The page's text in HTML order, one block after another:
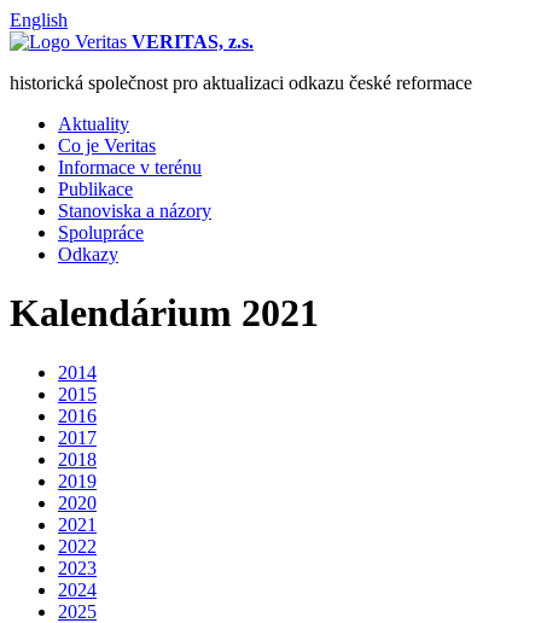
English
VERITAS, z.s.
historická společnost pro aktualizaci odkazu české reformace
Aktuality
Co je Veritas
Informace v terénu
Publikace
Stanoviska a názory
Spolupráce
Odkazy
Kalendárium 2021
2014
2015
2016
2017
2018
2019
2020
2021
2022
2023
2024
2025